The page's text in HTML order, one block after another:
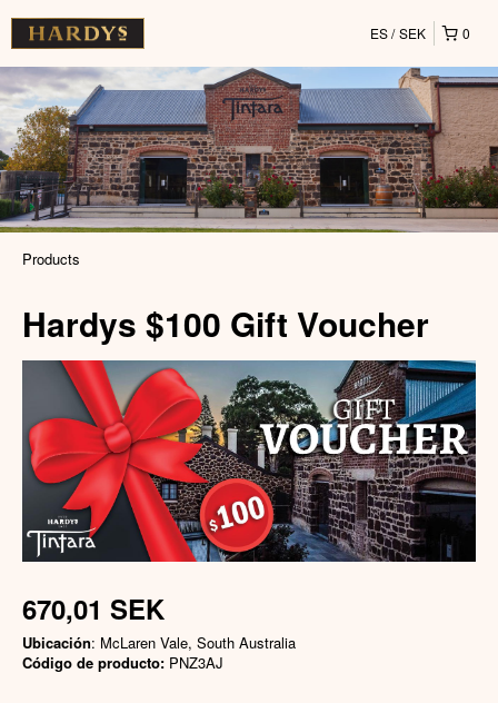
0
ES SEK
Products
Hardys $100 Gift Voucher
670,01 SEK
Ubicación: McLaren Vale, South Australia
Código de producto: PNZ3AJ